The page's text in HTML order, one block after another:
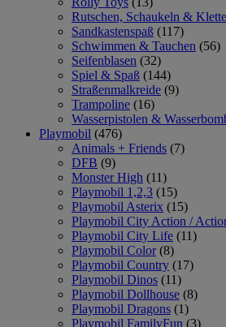
Rutschen, Schaukeln &
Sandkastenspaß (117)
Schwimmen & Tauchen (56)
Seifenblasen (32)
Spiel & Spaß (144)
Straßenmalkreide (9)
Trampoline (16)
Wasserpistolen &
Playmobil (476)
Animals + Friends (7)
DFB (9)
Monster High (11)
Playmobil 1,2,3 (15)
Playmobil Asterix (15)
Playmobil City Action /
Playmobil City Life (11)
Playmobil Color (8)
Playmobil Country (17)
Playmobil Dinos (11)
Playmobil Dollhouse (8)
Playmobil Dragons (1)
Playmobil FamilyFun (3)